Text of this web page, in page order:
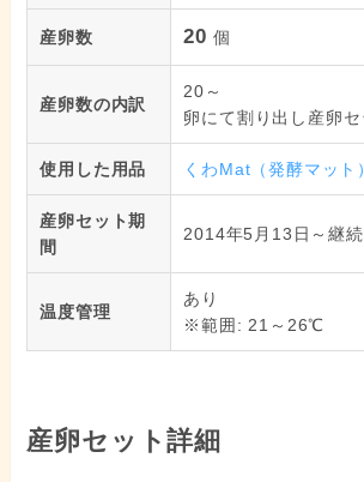
産卵数 20 個
産卵数の内訳
20～
卵にて割り出し産卵
使用した用品 くわMat（発酵マット
産卵セット期
間
2014年5月13日～継続
温度管理
あり
※範囲: 21～26℃
産卵セット詳細